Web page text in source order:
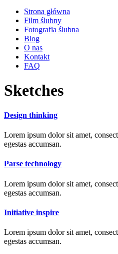
Strona główna
Film ślubny
Fotografia ślubna
Blog
O nas
Kontakt
FAQ
Sketches
Design thinking
Lorem ipsum dolor sit amet,
egestas accumsan.
Parse technology
Lorem ipsum dolor sit amet,
egestas accumsan.
Initiative inspire
Lorem ipsum dolor sit amet,
egestas accumsan.